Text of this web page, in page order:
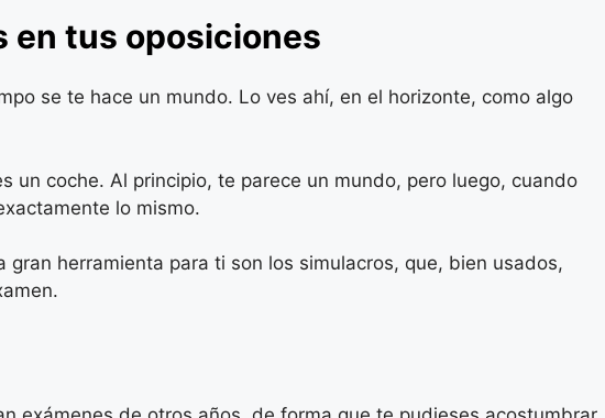
en tus oposiciones
se te hace un mundo. Lo ves ahí, en el horizonte, como algo
un coche. Al principio, te parece un mundo, pero luego, cuando
lo mismo.
herramienta para ti son los simulacros, que, bien usados,